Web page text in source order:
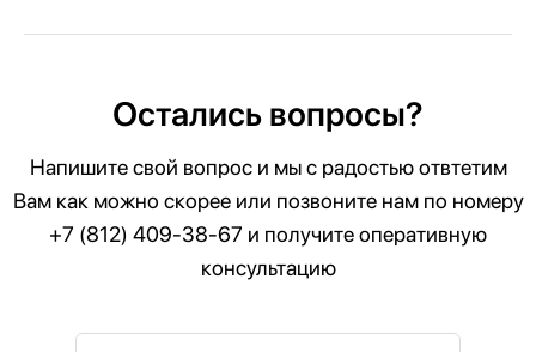
Остались вопросы?
Напишите свой вопрос и мы с радостью отвтетим
Вам как можно скорее или позвоните нам по номеру
+7 (812) 409-38-67 и получите оперативную
консультацию